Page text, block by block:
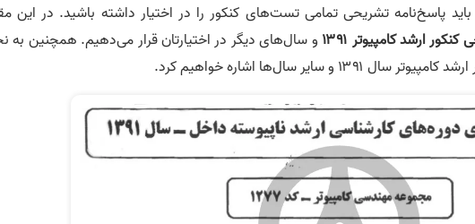
باید پاسخ‌نامه تشریحی تمامی تست‌های کنکور را در اختیار داشته باشید. در این
ارشد کامپیوتر ۱۳۹۱
و سال‌های دیگر در اختیارتان قرار می‌دهیم. همچنین به
سال‌ها اشاره خواهیم کرد.